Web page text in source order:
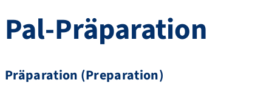
Pal-Präparation
Präparation (Preparation)